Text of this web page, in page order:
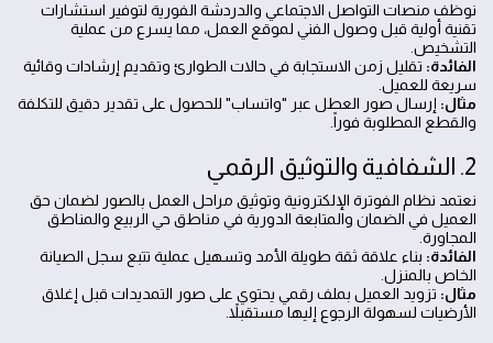
نوظف منصات التواصل الاجتماعي والدردشة الفورية لتوفير استشارات
تقنية أولية قبل وصول الفني لموقع العمل، مما يسرع من عملية
التشخيص.
الفائدة: تقليل زمن الاستجابة في حالات الطوارئ وتقديم إرشادات وقائية
سريعة للعميل.
مثال: إرسال صور العطل عبر "واتساب" للحصول على تقدير دقيق للتكلفة
والقطع المطلوبة فوراً.
2. الشفافية والتوثيق الرقمي
نعتمد نظام الفوترة الإلكترونية وتوثيق مراحل العمل بالصور لضمان حق
العميل في الضمان والمتابعة الدورية في مناطق حي الربيع والمناطق
المجاورة.
الفائدة: بناء علاقة ثقة طويلة الأمد وتسهيل عملية تتبع سجل الصيانة
الخاص بالمنزل.
مثال: تزويد العميل بملف رقمي يحتوي على صور التمديدات قبل إغلاق
الأرضيات لسهولة الرجوع إليها مستقبلاً.